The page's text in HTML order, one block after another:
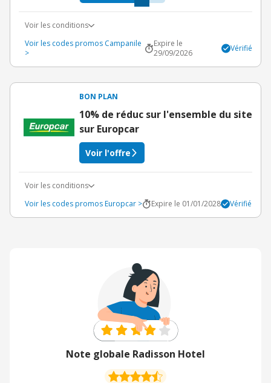
Voir les conditions
Voir les codes promos Campanile
>
Expire le
29/09/2026
Vérifié
BON PLAN
10% de réduc sur l'ensemble du site
sur Europcar
Voir l'offre
Voir les conditions
Voir les codes promos Europcar >
Expire le 01/01/2028 Vérifié
Note globale Radisson Hotel